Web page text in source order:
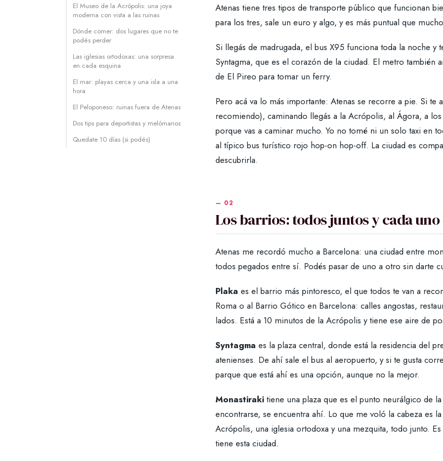
El Museo de la Acrópolis: una joya
moderna con vista a las ruinas
Dónde comer: dos lugares que no te
podés perder
Las iglesias ortodoxas: una sorpresa
en cada esquina
El mar: playas cerca y una isla a una
hora
El Peloponeso: ruinas fuera de Atenas
Dos tips para deportistas y melómanos
Quedate 10 días (si podés)
Atenas tiene tres tipos de transporte público que funcionan
para los tres, sale un euro y algo, y es más puntual que
Si llegás de madrugada, el bus X95 funciona toda la noche y
Syntagma, que es el corazón de la ciudad. El metro también
de El Pireo para tomar un ferry.
Pero acá va lo más importante: Atenas se recorre a pie. Si te
recomiendo), caminando llegás a la Acrópolis, al Ágora, a
porque vas a caminar mucho. Yo no tomé ni un solo taxi en
al típico bus turístico rojo hop-on hop-off. La ciudad es
descubrirla.
Los barrios: todos juntos y cada
Atenas me recordó mucho a Barcelona: una ciudad entre
todos pegados entre sí. Podés pasar de uno a otro sin darte
Plaka es el barrio más pintoresco, el que todos te van a
Roma o al Barrio Gótico en Barcelona: calles angostas,
lados. Está a 10 minutos de la Acrópolis y tiene ese aire de
Syntagma es la plaza central, donde está la residencia del
atenienses. De ahí sale el bus al aeropuerto, y si te gusta
parque que está ahí es una opción, aunque no la mejor.
Monastiraki tiene una plaza que es el punto neurálgico de
encontrarse, se encuentra ahí. Lo que me voló la cabeza es
Acrópolis, una iglesia ortodoxa y una mezquita, todo junto.
tiene esta ciudad.